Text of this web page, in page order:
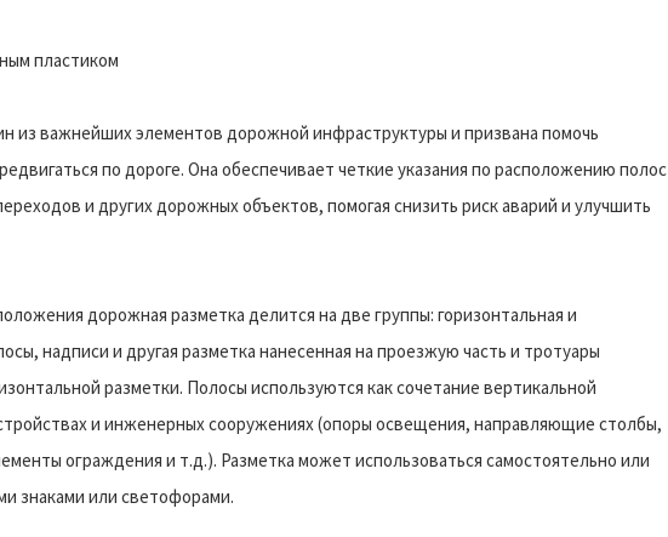
пластиком
из важнейших элементов дорожной инфраструктуры и призвана помочь
по дороге. Она обеспечивает четкие указания по расположению полос
и других дорожных объектов, помогая снизить риск аварий и улучшить
дорожная разметка делится на две группы: горизонтальная и
надписи и другая разметка нанесенная на проезжую часть и тротуары
разметки. Полосы используются как сочетание вертикальной
и инженерных сооружениях (опоры освещения, направляющие столбы,
ограждения и т.д.). Разметка может использоваться самостоятельно или
знаками или светофорами.